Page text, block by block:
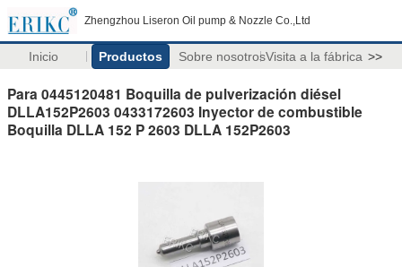
Zhengzhou Liseron Oil pump & Nozzle Co.,Ltd
Inicio Productos Sobre nosotrosVisita a la fábrica >>
Para 0445120481 Boquilla de pulverización diésel
DLLA152P2603 0433172603 Inyector de combustible
Boquilla DLLA 152 P 2603 DLLA 152P2603